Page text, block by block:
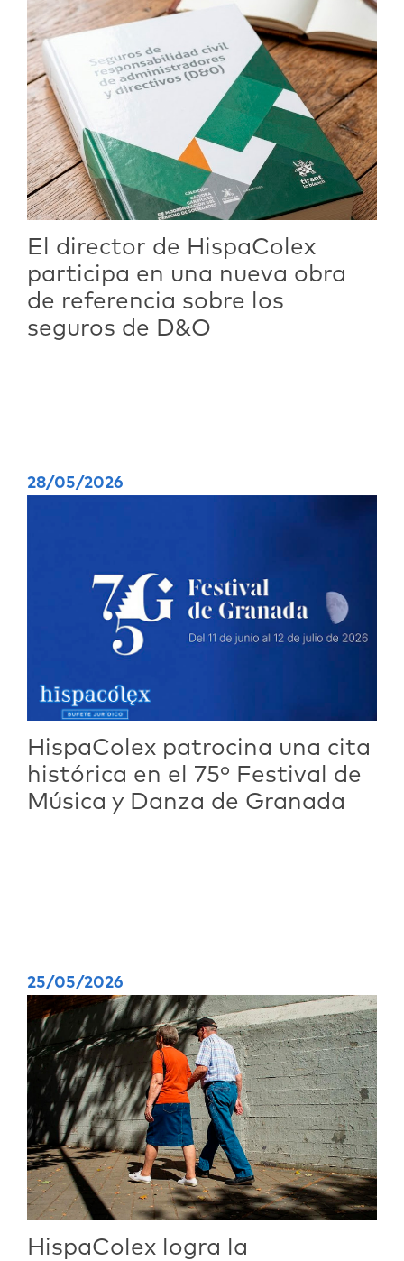
El director de HispaColex
participa en una nueva obra
de referencia sobre los
seguros de D&O
28/05/2026
HispaColex patrocina una cita
histórica en el 75º Festival de
Música y Danza de Granada
25/05/2026
HispaColex logra la